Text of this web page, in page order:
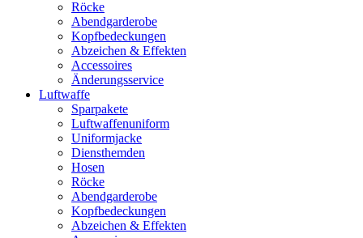
Röcke
Abendgarderobe
Kopfbedeckungen
Abzeichen & Effekten
Accessoires
Änderungsservice
Luftwaffe
Sparpakete
Luftwaffenuniform
Uniformjacke
Diensthemden
Hosen
Röcke
Abendgarderobe
Kopfbedeckungen
Abzeichen & Effekten